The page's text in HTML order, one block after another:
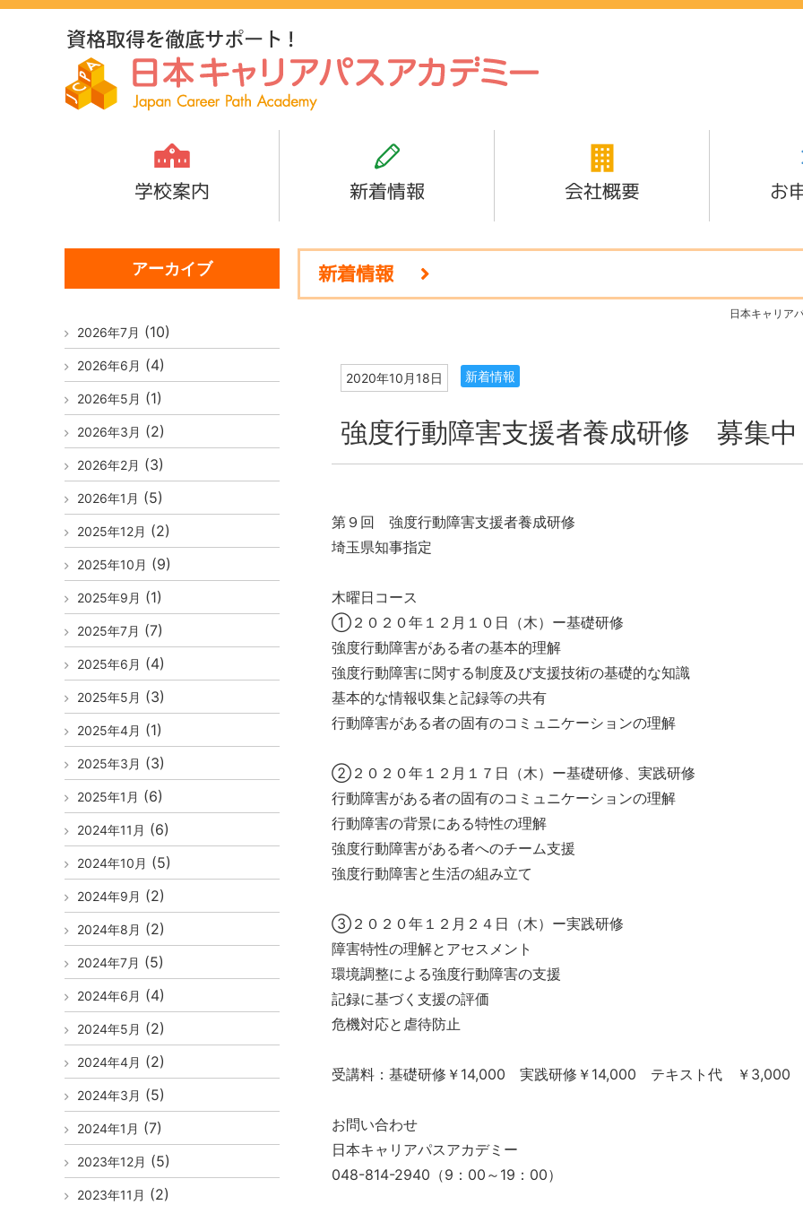
学校案内 新着情報 会社概要 お
新着情報
日本キャリア
2020年10月18日 新着情報
強度行動障害支援者養成研修 募集中
第９回 強度行動障害支援者養成研修
埼玉県知事指定
木曜日コース
①２０２０年１２月１０日（木）ー基礎研修
強度行動障害がある者の基本的理解
強度行動障害に関する制度及び支援技術の基礎的な知識
基本的な情報収集と記録等の共有
行動障害がある者の固有のコミュニケーションの理解
②２０２０年１２月１７日（木）ー基礎研修、実践研修
行動障害がある者の固有のコミュニケーションの理解
行動障害の背景にある特性の理解
強度行動障害がある者へのチーム支援
強度行動障害と生活の組み立て
③２０２０年１２月２４日（木）ー実践研修
障害特性の理解とアセスメント
環境調整による強度行動障害の支援
記録に基づく支援の評価
危機対応と虐待防止
受講料：基礎研修￥14,000 実践研修￥14,000 テキスト代 ￥3,000
お問い合わせ
日本キャリアパスアカデミー
048-814-2940（9：00～19：00）
アーカイブ
2026年7月 (10)
2026年6月 (4)
2026年5月 (1)
2026年3月 (2)
2026年2月 (3)
2026年1月 (5)
2025年12月 (2)
2025年10月 (9)
2025年9月 (1)
2025年7月 (7)
2025年6月 (4)
2025年5月 (3)
2025年4月 (1)
2025年3月 (3)
2025年1月 (6)
2024年11月 (6)
2024年10月 (5)
2024年9月 (2)
2024年8月 (2)
2024年7月 (5)
2024年6月 (4)
2024年5月 (2)
2024年4月 (2)
2024年3月 (5)
2024年1月 (7)
2023年12月 (5)
2023年11月 (2)